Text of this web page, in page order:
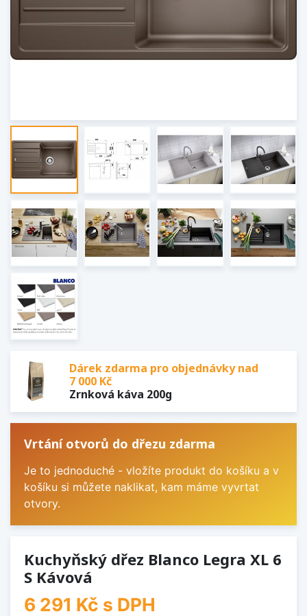
Dárek zdarma pro objednávky nad
7 000 Kč
Zrnková káva 200g
Vrtání otvorů do dřezu zdarma
Je to jednoduché - vložíte produkt do košíku a v
košíku si můžete naklikat, kam máme vyvrtat
otvory.
Kuchyňský dřez Blanco Legra XL 6
S Kávová
6 291 Kč s DPH